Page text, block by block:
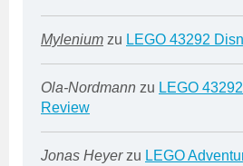
Mylenium zu LEGO 43292
Ola-Nordmann zu LEGO
Review
Jonas Heyerzu LEGO